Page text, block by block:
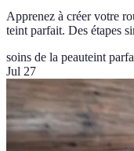
Apprenez à créer votre
teint parfait. Des étapes
soins de la peauteint
Jul 27